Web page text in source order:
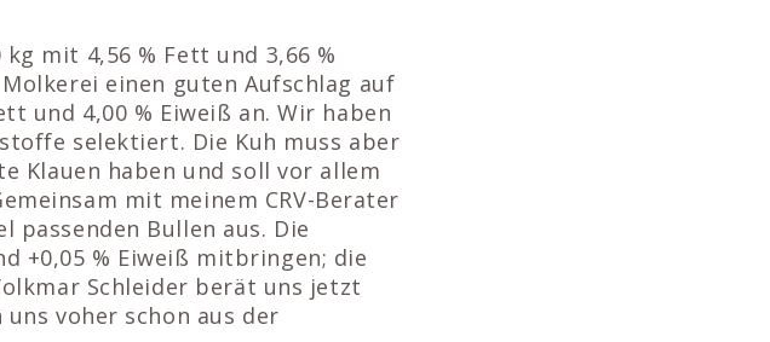
mit 4,56 % Fett und 3,66 %
einen guten Aufschlag auf
und 4,00 % Eiweiß an. Wir haben
selektiert. Die Kuh muss aber
Klauen haben und soll vor allem
mit meinem CRV-Berater
passenden Bullen aus. Die
+0,05 % Eiweiß mitbringen; die
Schleider berät uns jetzt
voher schon aus der